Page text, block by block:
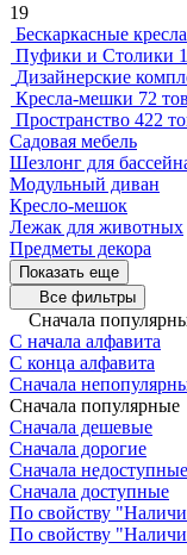
19
Бескаркасные кресла
Пуфики и Столики
Дизайнерские
Кресла-мешки 72
Пространство 422
Садовая мебель
Шезлонг для
Модульный диван
Кресло-мешок
Лежак для животных
Предметы декора
Показать еще
Все фильтры
Сначала
С начала алфавита
С конца алфавита
Сначала
Сначала популярные
Сначала дешевые
Сначала дорогие
Сначала недоступные
Сначала доступные
По свойству
По свойству